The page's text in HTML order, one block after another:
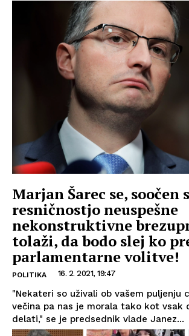
Marjan Šarec se, soočen
resničnostjo neuspešne
nekonstruktivne
tolaži, da bodo slej ko
parlamentarne volitve!
POLITIKA 16. 2. 2021, 19:47
"Nekateri so uživali ob vašem puljenju
večina pa nas je morala tako kot vsak
delati," se je predsednik vlade Janez...